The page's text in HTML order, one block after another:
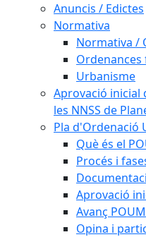
Anuncis / Edictes
Normativa
Normativa /
Ordenances
Urbanisme
Aprovació inicial
les NNSS de
Pla d'Ordenació
Què és el
Procés i
Aprovació
Avanç POUM
Opina i